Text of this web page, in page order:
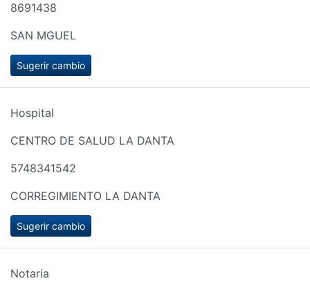
8691438
SAN MGUEL
Sugerir cambio
Hospital
CENTRO DE SALUD LA DANTA
5748341542
CORREGIMIENTO LA DANTA
Sugerir cambio
Notaria